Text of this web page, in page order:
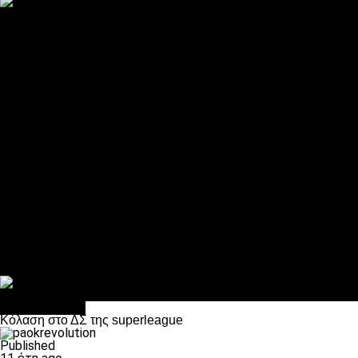
Κόλαση στο ΔΣ της superleague
Published